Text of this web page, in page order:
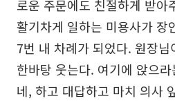
로운 주문에도 친절하게 받아
활기차게 일하는 미용사가 장
7번 내 차례가 되었다. 원장
한바탕 웃는다. 여기에 앉으
네, 하고 대답하고 마치 의사